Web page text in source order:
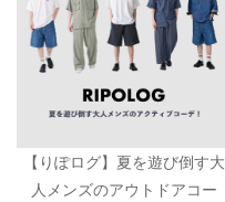
【りぽログ】夏を遊び倒す大
人メンズのアウトドアコー